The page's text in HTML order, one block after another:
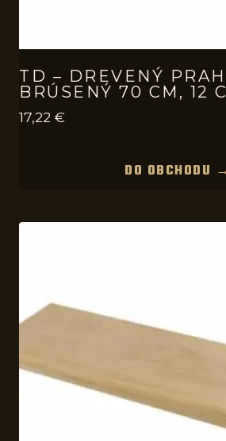
TD – DREVENÝ
BRÚSENÝ 70 CM, 12
17,22 €
DO OBCHODU